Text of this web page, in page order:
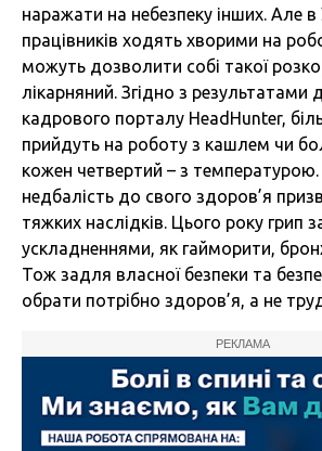
наражати на небезпеку інших. Але в
працівників ходять хворими на
можуть дозволити собі такої
лікарняний. Згідно з результатами
кадрового порталу HeadHunter,
прийдуть на роботу з кашлем чи
кожен четвертий – з
недбалість до свого здоров’я
тяжких наслідків. Цього року грип
ускладненнями, як гайморити,
Тож задля власної безпеки та
обрати потрібно здоров’я, а не
РЕКЛАМА